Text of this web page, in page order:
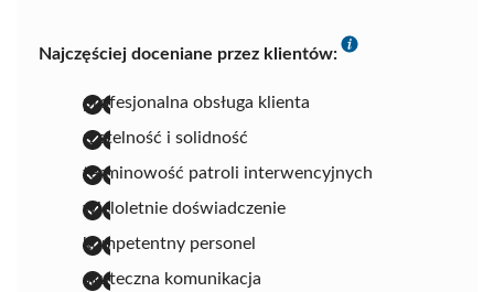
Najczęściej doceniane przez klientów:
profesjonalna obsługa klienta
rzetelność i solidność
terminowość patroli interwencyjnych
wieloletnie doświadczenie
kompetentny personel
skuteczna komunikacja